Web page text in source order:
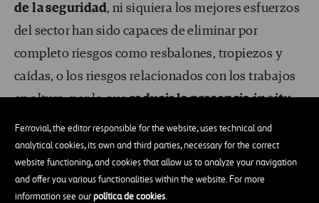
Ferrovial, the editor responsible for the website, uses technical and
analytical cookies, its own and third parties, necessary for the correct
website functioning, and cookies that allow us to analyze your navigation
and offer you various functionalities within the website. For more
information see ourpolítica de cookies.
de la seguridad, ni siquiera los mejores esfuerzos
del sector han sido capaces de eliminar por
completo riesgos como resbalones, tropiezos y
caídas, o los riesgos relacionados con los trabajos
en altura, por lo quereducir la presenciain situ
de los técnicos en el entorno inspeccionado
también es una enorme ventaja.
Adicionalmente, la flexibilidad en el despliegue